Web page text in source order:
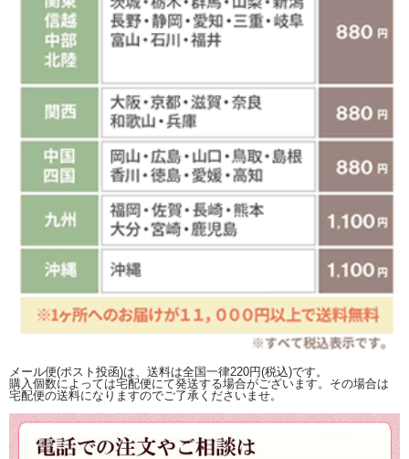
メール便(ポスト投函)は、送料は全国一律220円(税込)です。
購入個数によっては宅配便にて発送する場合がございます。その場合は
宅配便の送料になりますのでご了承くださいませ。